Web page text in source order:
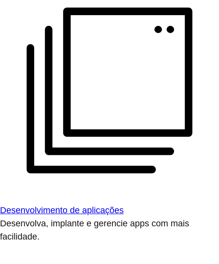
Desenvolvimento de aplicações
Desenvolva, implante e gerencie apps com mais
facilidade.